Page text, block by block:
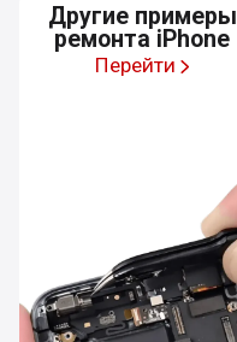
Другие примеры
ремонта iPhone
Перейти